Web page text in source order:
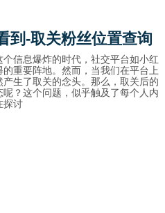
到-取关粉丝位置查询
信息爆炸的时代，社交平台如小红
重要阵地。然而，当我们在平台上
生了取关的念头。那么，取关后的
？这个问题，似乎触及了每个人内
探讨